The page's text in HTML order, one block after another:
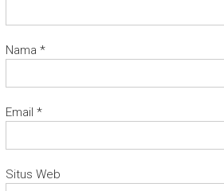
Nama *
Email *
Situs Web